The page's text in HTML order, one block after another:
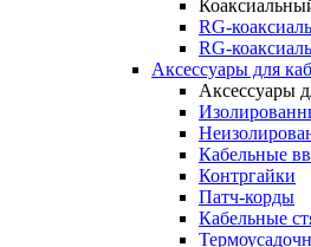
RG-
RG-
Аксессуары для
Аксессуары
Кабельные
Контргайки
Патч-корды
Кабельные